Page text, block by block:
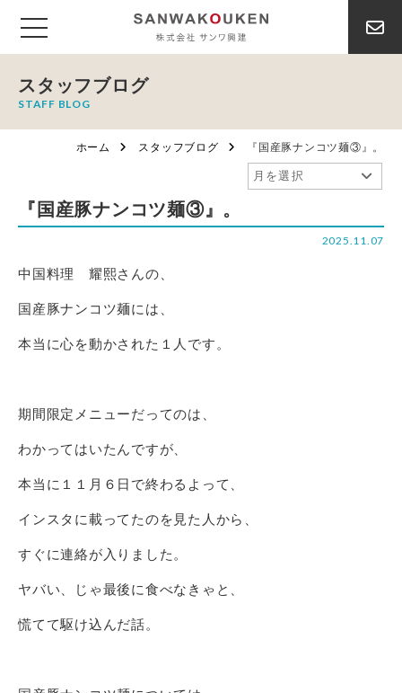
スタッフブログ
STAFF BLOG
ホーム スタッフブログ 『国産豚ナンコツ麺③』。
『国産豚ナンコツ麺③』。
2025.11.07
中国料理 耀熙さんの、
国産豚ナンコツ麺には、
本当に心を動かされた１人です。
期間限定メニューだってのは、
わかってはいたんですが、
本当に１１月６日で終わるよって、
インスタに載ってたのを見た人から、
すぐに連絡が入りました。
ヤバい、じゃ最後に食べなきゃと、
慌てて駆け込んだ話。